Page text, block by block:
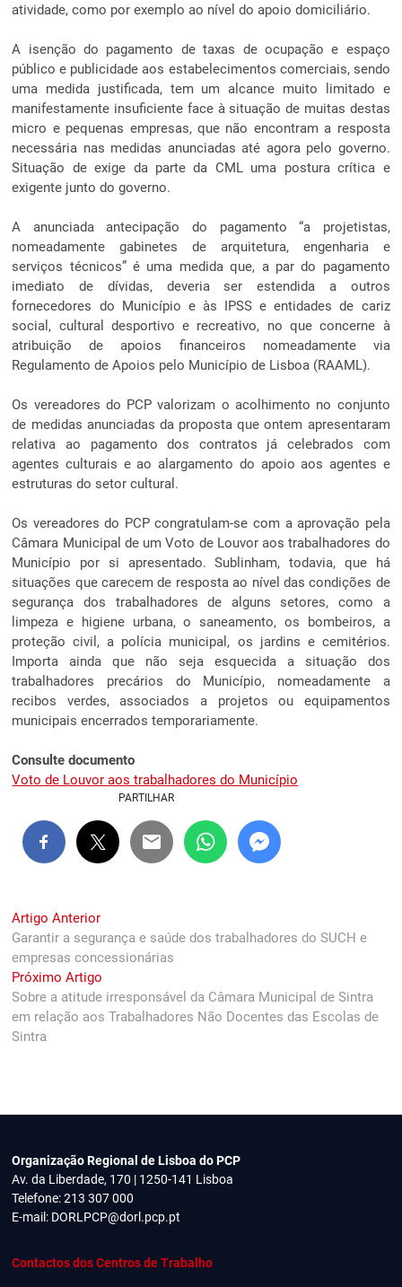
atividade, como por exemplo ao nível do apoio domiciliário.
A isenção do pagamento de taxas de ocupação e espaço
público e publicidade aos estabelecimentos comerciais, sendo
uma medida justificada, tem um alcance muito limitado e
manifestamente insuficiente face à situação de muitas destas
micro e pequenas empresas, que não encontram a resposta
necessária nas medidas anunciadas até agora pelo governo.
Situação de exige da parte da CML uma postura crítica e
exigente junto do governo.
A anunciada antecipação do pagamento “a projetistas,
nomeadamente gabinetes de arquitetura, engenharia e
serviços técnicos” é uma medida que, a par do pagamento
imediato de dívidas, deveria ser estendida a outros
fornecedores do Município e às IPSS e entidades de cariz
social, cultural desportivo e recreativo, no que concerne à
atribuição de apoios financeiros nomeadamente via
Regulamento de Apoios pelo Município de Lisboa (RAAML).
Os vereadores do PCP valorizam o acolhimento no conjunto
de medidas anunciadas da proposta que ontem apresentaram
relativa ao pagamento dos contratos já celebrados com
agentes culturais e ao alargamento do apoio aos agentes e
estruturas do setor cultural.
Os vereadores do PCP congratulam-se com a aprovação pela
Câmara Municipal de um Voto de Louvor aos trabalhadores do
Município por si apresentado. Sublinham, todavia, que há
situações que carecem de resposta ao nível das condições de
segurança dos trabalhadores de alguns setores, como a
limpeza e higiene urbana, o saneamento, os bombeiros, a
proteção civil, a polícia municipal, os jardins e cemitérios.
Importa ainda que não seja esquecida a situação dos
trabalhadores precários do Município, nomeadamente a
recibos verdes, associados a projetos ou equipamentos
municipais encerrados temporariamente.
Consulte documento
Voto de Louvor aos trabalhadores do Município
PARTILHAR
Navegação
de
artigos
Artigo AnteriorPrevious
post:
Garantir a segurança e saúde dos trabalhadores do SUCH e
empresas concessionárias
Próximo Artigo
post:
Sobre a atitude irresponsável da Câmara Municipal de Sintra
em relação aos Trabalhadores Não Docentes das Escolas de
Sintra
Organização Regional de Lisboa do PCP
Av. da Liberdade, 170 | 1250-141 Lisboa
Telefone: 213 307 000
E-mail: DORLPCP@dorl.pcp.pt
Contactos dos Centros de Trabalho